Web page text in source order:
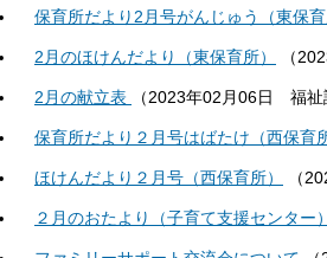
保育所だより2月号がんじゅう（東保育
2月のほけんだより（東保育所） （
2月の献立表 （ 2023年02月06日 福祉
保育所だより２月号はばたけ（西保育
ほけんだより２月号（西保育所） （
２月のおたより（子育て支援センター）